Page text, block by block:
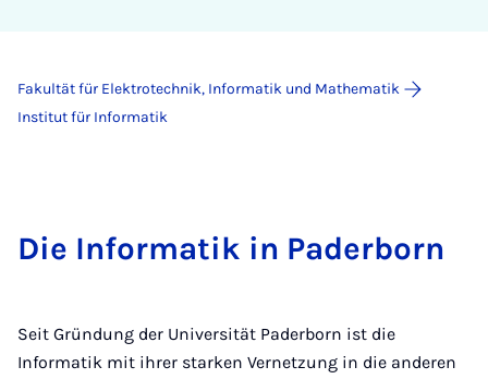
Fakultät für Elektrotechnik, Informatik und Mathematik
Institut für Informatik
Die Informatik in Paderborn
Seit Gründung der Universität Paderborn ist die
Informatik mit ihrer starken Vernetzung in die anderen